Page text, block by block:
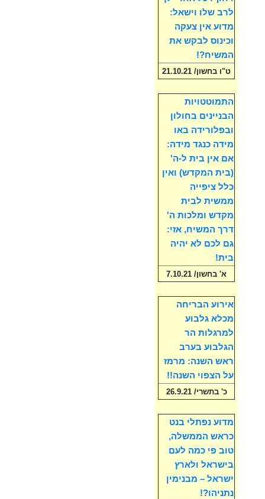
לרב שלו וישאל:
מדוע אין צעקה
וכינוס לבקש את
המשיח?!
ט"ו בחשון/ 21.10.21
התמוטטויות
הבניינים בחולון
ובפלורידה באו
מידה כנגד מידה:
אם אין בית ל-ה'
(בית המקדש) ואין
כלל ציפייה
ממשית לבית
מקדש ומלכות ה'
דרך המשיח, אזי:
גם לכם לא יהיה
בית!
א' בחשון/ 7.10.21
אירוע הבריחה
מכלא גלבוע
למרגלות הר
הגלבוע בערב
ראש השנה: מרמז
על הצפוי השנה!!
כ' בתשרי/ 26.9.21
מדוע נפתלי בנט
כראש הממשלה,
טוב פי כמה לעם
בישראל ולארץ
ישראל – מבנימין
נתניהו?!